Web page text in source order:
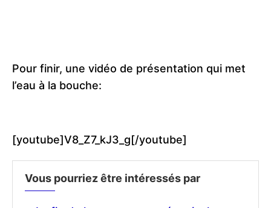
Pour finir, une vidéo de présentation qui met
l’eau à la bouche:
[youtube]V8_Z7_kJ3_g[/youtube]
Vous pourriez être intéressés par